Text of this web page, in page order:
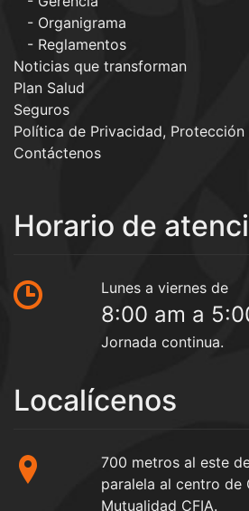
Organigrama
Reglamentos
Noticias que transforman
Plan Salud
Seguros
Política de Privacidad, Protección
Contáctenos
Horario de
Lunes a viernes de
8:00 am a
Jornada continua.
Localícenos
700 metros al este
paralela al centro de
Mutualidad CFIA.